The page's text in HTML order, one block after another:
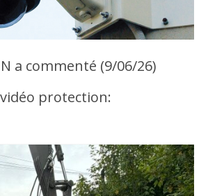
a commenté (9/06/26)
protection: